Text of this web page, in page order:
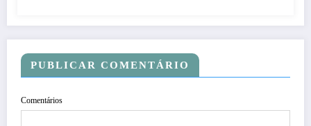
PUBLICAR COMENTÁRIO
Comentários